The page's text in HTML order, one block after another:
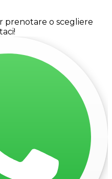
prenotare o scegliere